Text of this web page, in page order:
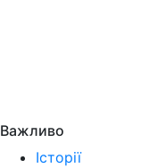
Важливо
Історії